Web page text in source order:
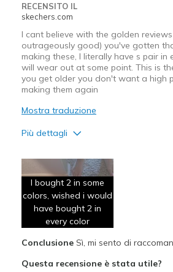
RECENSITO IL
skechers.com
I cant believe with the golden
outrageously good) you've gotten
making these, I literally have s pair in
will wear out at some point. This is
you get older you don't want a high
making them again
Mostra traduzione
Più dettagli
Attractive Design
Breathe Well
Comfortable
Durable
Stylish
I bought 2 in some
colors, wished i would
have bought 2 in
every color
ConclusioneSì, mi sento di
Questa recensione è stata utile?